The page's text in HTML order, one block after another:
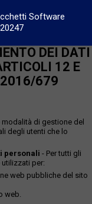
Software
DEI DATI
12 E
2016/679
di gestione del
degli utenti che lo
personali - Per tutti gli
per:
web pubbliche del sito
web.